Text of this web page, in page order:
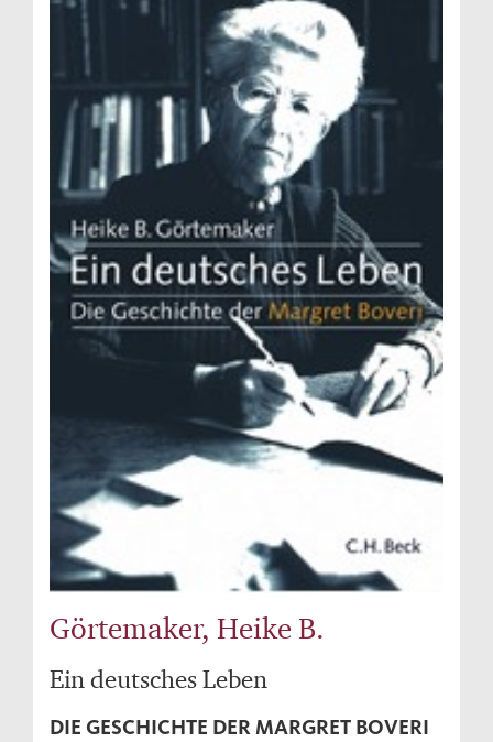
Görtemaker, Heike B.
Ein deutsches Leben
DIE GESCHICHTE DER MARGRET BOVERI